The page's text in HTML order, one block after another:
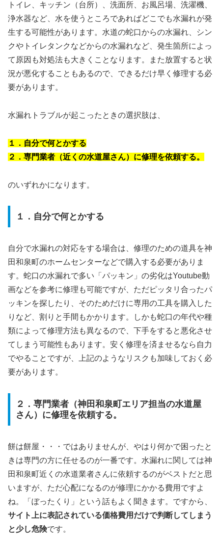
トイレ、キッチン（台所）、洗面所、お風呂場、洗濯機、
浄水器など、水を使うところであればどこでも水漏れが発
生する可能性があります。水道の蛇口からの水漏れ、シン
クやトイレタンクなどからの水漏れなど、発生箇所によっ
て原因も対処法も大きくことなります。また放置すると状
況が悪化することもあるので、できるだけ早く修理する必
要があります。
水漏れトラブルが起こったときの選択肢は、
１．自分で何とかする
２．専門業者（近くの水道屋さん）に修理を依頼する。
のいずれかになります。
１．自分で何とかする
自分で水漏れの対応をする場合は、修理のための道具を神
田和泉町のホームセンターなどで購入する必要がありま
す。蛇口の水漏れで多い「パッキン」の劣化はYoutube動
画などを参考に修理も可能ですが、ただピッタリ合ったパ
ッキンを探したり、そのためだけに専用の工具を購入した
りなど、割りと手間もかかります。しかも蛇口の年代や種
類によって修理方法も異なるので、下手をすると悪化させ
てしまう可能性もあります。安く修理を済ませるなら自力
でやることですが、上記のようなリスクも加味しておく必
要があります。
２．専門業者（神田和泉町エリア担当の水道屋
さん）に修理を依頼する。
餅は餅屋・・・ではありませんが、やはり何かで困ったと
きは専門の方に任せるのが一番です。水漏れに関しては神
田和泉町近くの水道業者さんに依頼するのがベストだと思
いますが、ただ心配になるのが修理にかかる費用ですよ
ね。「ぼったくり」という話もよく聞きます。ですから、
サイト上に表記されている価格費用だけで判断してしまう
と少し危険です。